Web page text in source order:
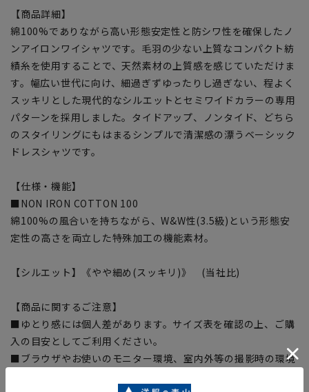
【商品詳細】
綿100%でありながら高い形態安定性と防シワ性を確保したノ
ンアイロンワイシャツです。毛羽の少ない上質なコンパクト紡
績糸を使用することで、天然素材の上質感を感じていただけま
す。幅広い世代に向け、細過ぎずゆったりし過ぎない、程よく
スッキリとした現代的なシルエットとセミワイドカラーの専用
パターンを採用しました。タイドアップ、ノンタイド、どちら
のスタイリングにもはまるシンプルで清潔感の漂うベーシック
ドレスシャツです。
【仕様・機能】
■NON IRON COTTON 100
綿100%の風合いを持ちながら、W&W性(3.5級)という形態安
定性の高さを両立した特殊加工の機能素材。
【シルエット】《やや細め(スッキリ)》 (当社比)
【商品に関するご注意】
■ゆとり感には個人差があります。サイズ表を確認の上、ご購
入の目安としてご利用ください。
■ブラウザやお使いのモニター環境、室内外等の撮影時の環境